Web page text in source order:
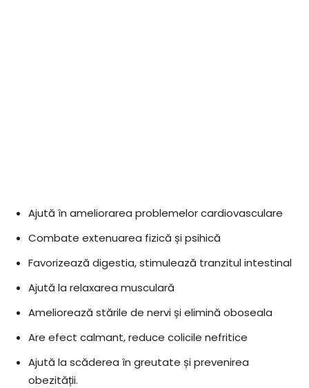
Ajută în ameliorarea problemelor cardiovasculare
Combate extenuarea fizică și psihică
Favorizează digestia, stimulează tranzitul intestinal
Ajută la relaxarea musculară
Ameliorează stările de nervi și elimină oboseala
Are efect calmant, reduce colicile nefritice
Ajută la scăderea în greutate și prevenirea
obezității.